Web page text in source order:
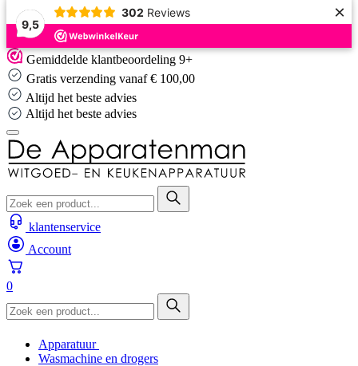
9,5
302 Reviews ×
Skip
to
content
Gemiddelde klantbeoordeling 9+
Gratis verzending vanaf € 100,00
Altijd het beste advies
Altijd het beste advies
klantenservice
Account
0
Apparatuur
Wasmachine en drogers